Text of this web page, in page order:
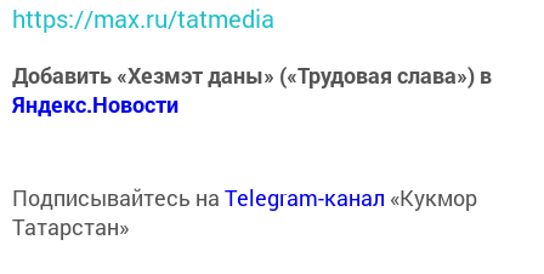
https://max.ru/tatmedia
Добавить «Хезмэт даны» («Трудовая слава») в
Яндекс.Новости
Подписывайтесь на Telegram-канал «Кукмор
Татарстан»